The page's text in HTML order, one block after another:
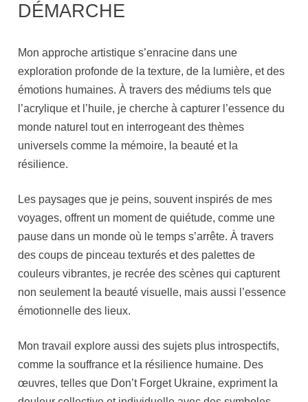
DÉMARCHE
Mon approche artistique s’enracine dans une
exploration profonde de la texture, de la lumière, et des
émotions humaines. À travers des médiums tels que
l’acrylique et l’huile, je cherche à capturer l’essence du
monde naturel tout en interrogeant des thèmes
universels comme la mémoire, la beauté et la
résilience.
Les paysages que je peins, souvent inspirés de mes
voyages, offrent un moment de quiétude, comme une
pause dans un monde où le temps s’arrête. À travers
des coups de pinceau texturés et des palettes de
couleurs vibrantes, je recrée des scènes qui capturent
non seulement la beauté visuelle, mais aussi l’essence
émotionnelle des lieux.
Mon travail explore aussi des sujets plus introspectifs,
comme la souffrance et la résilience humaine. Des
œuvres, telles que Don’t Forget Ukraine, expriment la